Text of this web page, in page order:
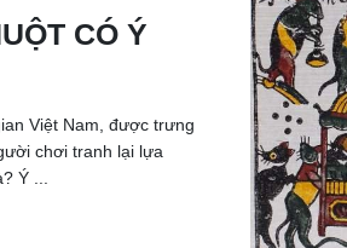
CÓ Ý
Việt Nam, được trưng
chơi tranh lại lựa
Ý ...